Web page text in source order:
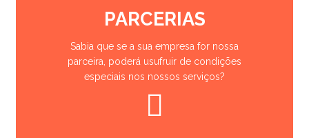
PARCERIAS
Sabia que se a sua empresa for nossa
parceira, poderá usufruir de condições
especiais nos nossos serviços?